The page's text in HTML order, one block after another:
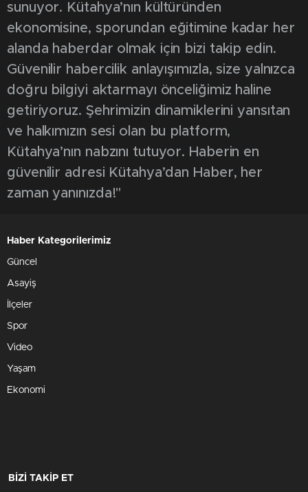
sunuyor. Kütahya’nın kültüründen
ekonomisine, sporundan eğitimine kadar her
alanda haberdar olmak için bizi takip edin.
Güvenilir habercilik anlayışımızla, size yalnızca
doğru bilgiyi aktarmayı önceliğimiz haline
getiriyoruz. Şehrimizin dinamiklerini yansıtan
ve halkımızın sesi olan bu platform,
Kütahya’nın nabzını tutuyor. Haberin en
güvenilir adresi Kütahya’dan Haber, her
zaman yanınızda!"
Haber Kategorilerimiz
Güncel
Asayiş
İlçeler
Spor
Video
Yaşam
Ekonomi
BİZİ TAKİP ET